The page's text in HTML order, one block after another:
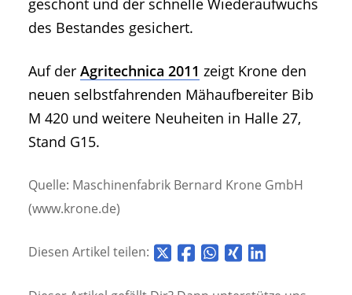
des Bestandes gesichert.
Auf der Agritechnica 2011 zeigt Krone den
neuen selbstfahrenden Mähaufbereiter Bib
M 420 und weitere Neuheiten in Halle 27,
Stand G15.
Quelle: Maschinenfabrik Bernard Krone GmbH
(www.krone.de)
Diesen Artikel teilen: